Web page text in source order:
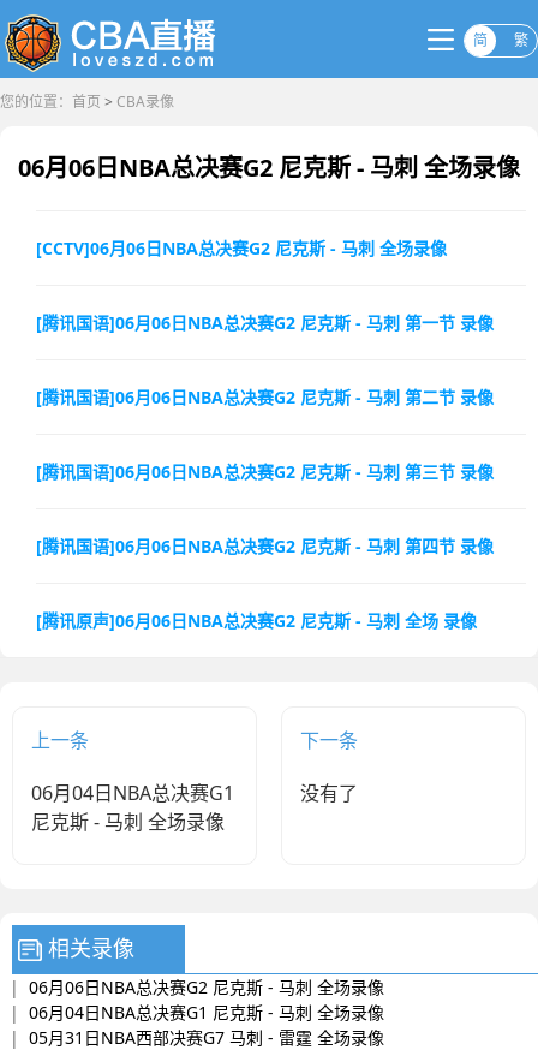
简 繁
您的位置： 首页 > CBA录像
06月06日NBA总决赛G2 尼克斯 - 马刺 全场录像
[CCTV]06月06日NBA总决赛G2 尼克斯 - 马刺 全场录像
[腾讯国语]06月06日NBA总决赛G2 尼克斯 - 马刺 第一节 录像
[腾讯国语]06月06日NBA总决赛G2 尼克斯 - 马刺 第二节 录像
[腾讯国语]06月06日NBA总决赛G2 尼克斯 - 马刺 第三节 录像
[腾讯国语]06月06日NBA总决赛G2 尼克斯 - 马刺 第四节 录像
[腾讯原声]06月06日NBA总决赛G2 尼克斯 - 马刺 全场 录像
上一条
06月04日NBA总决赛G1
尼克斯 - 马刺 全场录像
下一条
没有了
相关录像
| 06月06日NBA总决赛G2 尼克斯 - 马刺 全场录像
| 06月04日NBA总决赛G1 尼克斯 - 马刺 全场录像
| 05月31日NBA西部决赛G7 马刺 - 雷霆 全场录像